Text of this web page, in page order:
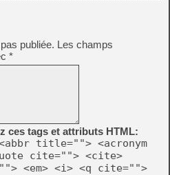
publiée. Les champs
*
ces tags et attributs HTML:
title=""> <acronym
cite=""> <cite>
<em> <i> <q cite="">